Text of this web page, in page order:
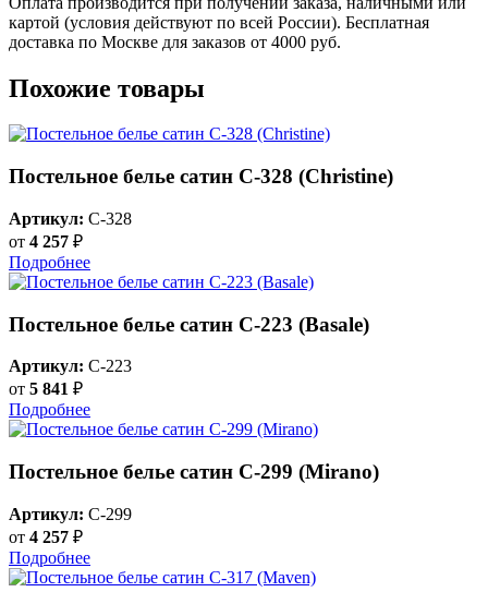
картой (условия действуют по всей России). Бесплатная
доставка по Москве для заказов от 4000 руб.
Похожие товары
Постельное белье сатин С-328 (Christine)
Артикул: C-328
от 4 257 ₽
Подробнее
Постельное белье сатин С-223 (Basale)
Артикул: C-223
от 5 841 ₽
Подробнее
Постельное белье сатин С-299 (Mirano)
Артикул: C-299
от 4 257 ₽
Подробнее